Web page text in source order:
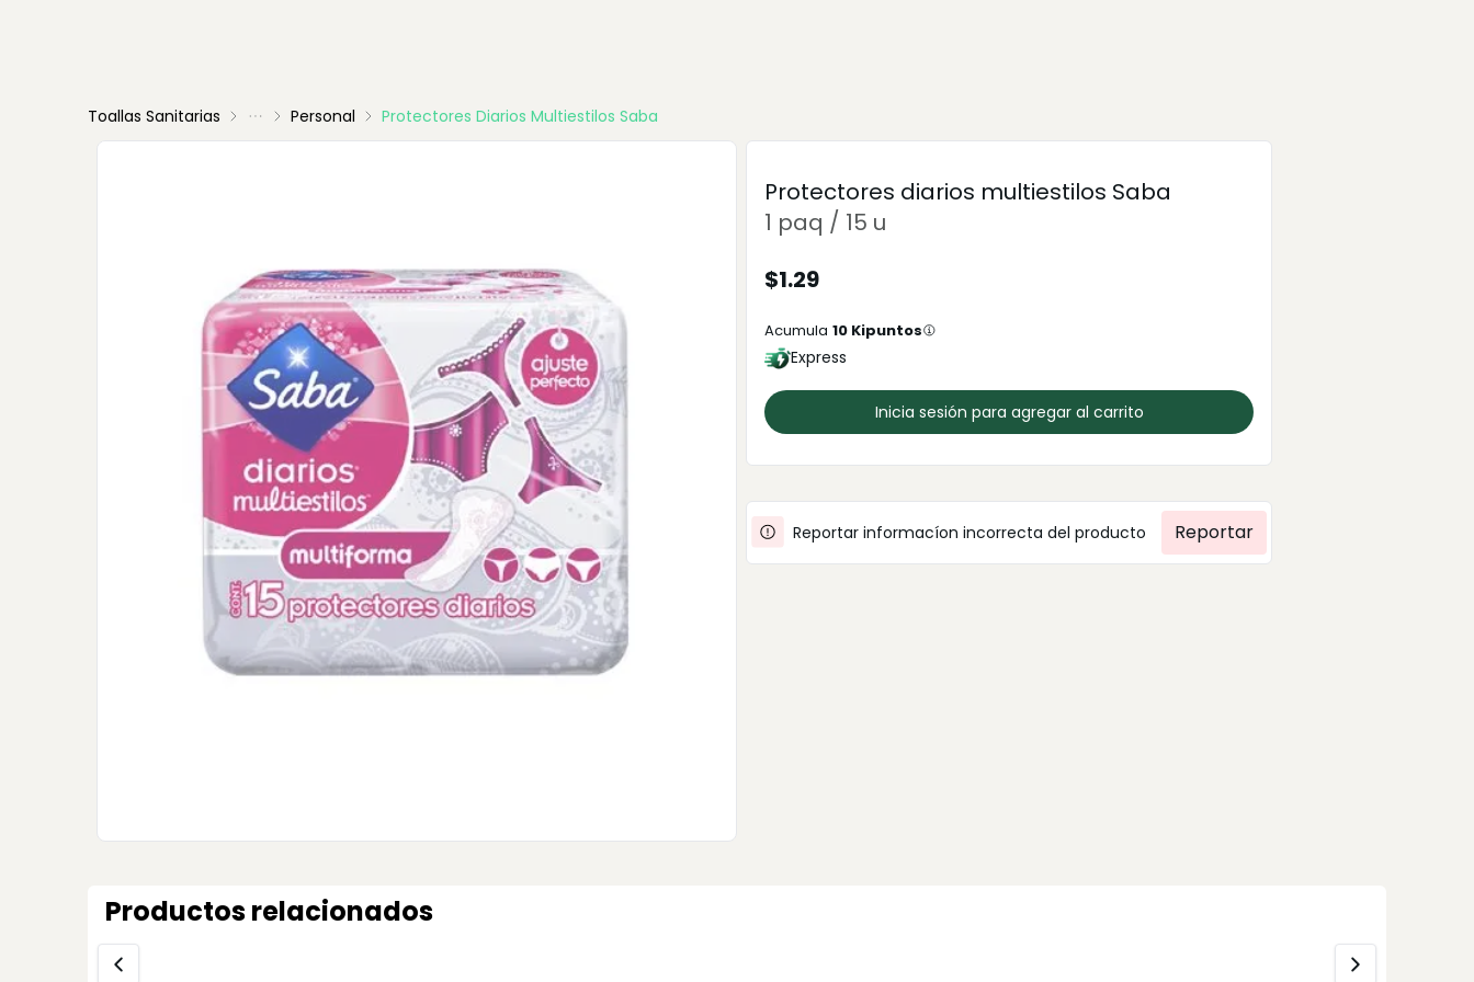
Toallas Sanitarias Personal Protectores Diarios Multiestilos Saba
Protectores diarios multiestilos Saba
1 paq / 15 u
$1.29
Acumula 10 Kipuntos
Express
Inicia sesión para agregar al carrito
Reportar informacíon incorrecta del producto Reportar
Productos relacionados